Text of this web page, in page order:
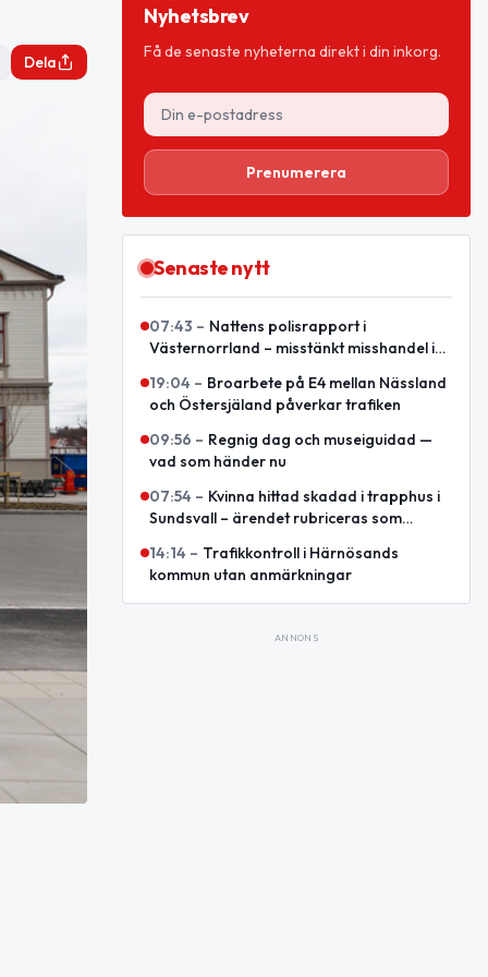
Dela
Nyhetsbrev
Få de senaste nyheterna direkt i din inkorg.
Prenumerera
Senaste nytt
07:43 – Nattens polisrapport i
Västernorrland – misstänkt misshandel i
19:04 – Broarbete på E4 mellan Nässland
och Östersjäland påverkar trafiken
09:56 – Regnig dag och museiguidad —
vad som händer nu
07:54 – Kvinna hittad skadad i trapphus i
Sundsvall – ärendet rubriceras som
14:14 – Trafikkontroll i Härnösands
kommun utan anmärkningar
ANNONS